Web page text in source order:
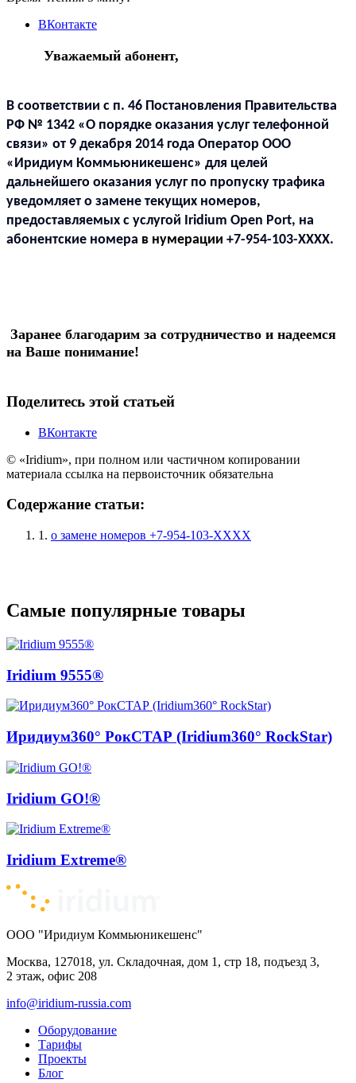
ВКонтакте
Уважаемый абонент,
В соответствии с п. 46 Постановления Правительства
РФ № 1342 «О порядке оказания услуг телефонной
связи» от 9 декабря 2014 года Оператор ООО
«Иридиум Коммьюникешенс» для целей
дальнейшего оказания услуг по пропуску трафика
уведомляет о замене текущих номеров,
предоставляемых с услугой Iridium Open Port, на
абонентские номера в нумерации +7-954-103-ХХХХ.
Заранее благодарим за сотрудничество и надеемся
на Ваше понимание!
Поделитесь этой статьей
ВКонтакте
© «Iridium», при полном или частичном копировании
материала ссылка на первоисточник обязательна
Содержание статьи:
1. о замене номеров +7-954-103-ХХХХ
Самые популярные товары
Iridium 9555®
Иридиум360° РокСТАР (Iridium360° RockStar)
Iridium GO!®
Iridium Extreme®
ООО "Иридиум Коммьюникешенс"
Москва, 127018, ул. Складочная, дом 1, стр 18, подъезд 3,
2 этаж, офис 208
info@iridium-russia.com
Оборудование
Тарифы
Проекты
Блог